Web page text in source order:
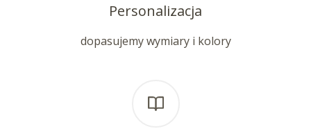
Personalizacja
dopasujemy wymiary i kolory